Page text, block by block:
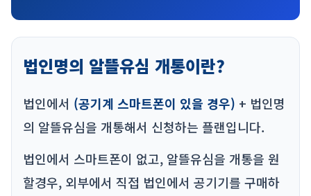
법인명의 알뜰유심 개통이란?
법인에서 (공기계 스마트폰이 있을 경우) + 법인명
의 알뜰유심을 개통해서 신청하는 플랜입니다.
법인에서 스마트폰이 없고, 알뜰유심을 개통을 원
할경우, 외부에서 직접 법인에서 공기기를 구매하